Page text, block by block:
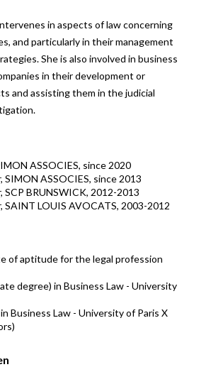
in aspects of law concerning
and particularly in their management
She is also involved in business
in their development or
and assisting them in the judicial
ASSOCIES, since 2020
SIMON ASSOCIES, since 2013
SCP BRUNSWICK, 2012-2013
SAINT LOUIS AVOCATS, 2003-2012
of aptitude for the legal profession
degree) in Business Law - University
Business Law - University of Paris X